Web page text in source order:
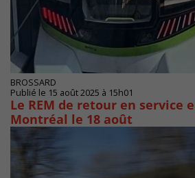
BROSSARD
Publié le 15 août 2025 à 15h01
Le REM de retour en service
Montréal le 18 août